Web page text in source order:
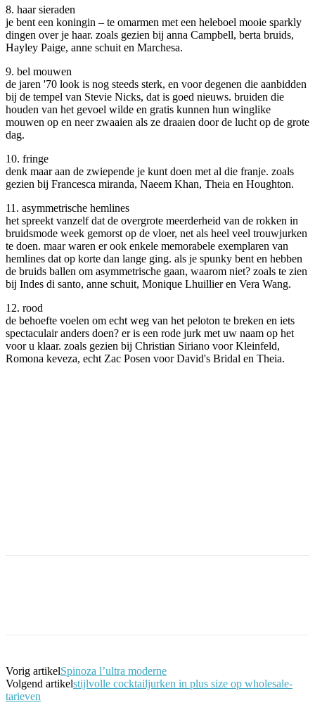
8. haar sieraden
je bent een koningin – te omarmen met een heleboel mooie sparkly
dingen over je haar. zoals gezien bij anna Campbell, berta bruids,
Hayley Paige, anne schuit en Marchesa.
9. bel mouwen
de jaren '70 look is nog steeds sterk, en voor degenen die aanbidden
bij de tempel van Stevie Nicks, dat is goed nieuws. bruiden die
houden van het gevoel wilde en gratis kunnen hun winglike
mouwen op en neer zwaaien als ze draaien door de lucht op de grote
dag.
10. fringe
denk maar aan de zwiepende je kunt doen met al die franje. zoals
gezien bij Francesca miranda, Naeem Khan, Theia en Houghton.
11. asymmetrische hemlines
het spreekt vanzelf dat de overgrote meerderheid van de rokken in
bruidsmode week gemorst op de vloer, net als heel veel trouwjurken
te doen. maar waren er ook enkele memorabele exemplaren van
hemlines dat op korte dan lange ging. als je spunky bent en hebben
de bruids ballen om asymmetrische gaan, waarom niet? zoals te zien
bij Indes di santo, anne schuit, Monique Lhuillier en Vera Wang.
12. rood
de behoefte voelen om echt weg van het peloton te breken en iets
spectaculair anders doen? er is een rode jurk met uw naam op het
voor u klaar. zoals gezien bij Christian Siriano voor Kleinfeld,
Romona keveza, echt Zac Posen voor David's Bridal en Theia.
Vorig artikelSpinoza l’ultra moderne
Volgend artikelstijlvolle cocktailjurken in plus size op wholesale-
tarieven